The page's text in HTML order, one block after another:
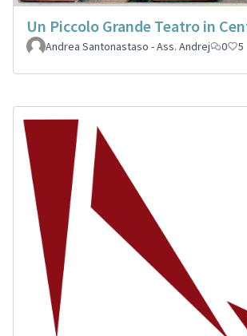
Un Piccolo Grande Teatro in
Andrea Santonastaso - Ass. Andrej
0 5